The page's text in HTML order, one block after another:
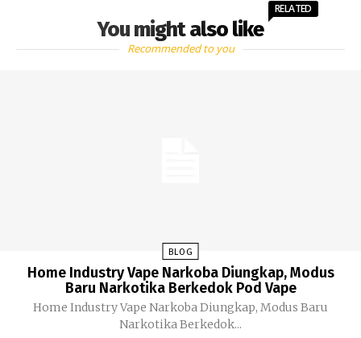
You might also like
RELATED
Recommended to you
BLOG
Home Industry Vape Narkoba Diungkap, Modus
Baru Narkotika Berkedok Pod Vape
Home Industry Vape Narkoba Diungkap, Modus Baru
Narkotika Berkedok...